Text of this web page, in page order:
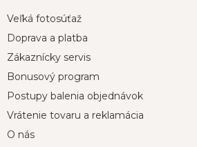
Veľká fotosúťaž
Doprava a platba
Zákaznícky servis
Bonusový program
Postupy balenia objednávok
Vrátenie tovaru a reklamácia
O nás